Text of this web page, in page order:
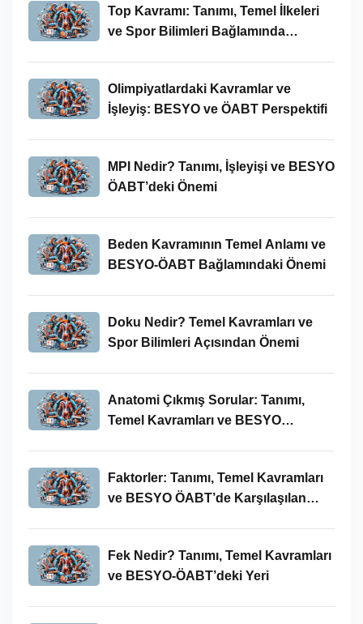
Top Kavramı: Tanımı, Temel İlkeleri
ve Spor Bilimleri Bağlamında
Olimpiyatlardaki Kavramlar ve
İşleyiş: BESYO ve ÖABT Perspektifi
MPI Nedir? Tanımı, İşleyişi ve BESYO
ÖABT’deki Önemi
Beden Kavramının Temel Anlamı ve
BESYO-ÖABT Bağlamındaki Önemi
Doku Nedir? Temel Kavramları ve
Spor Bilimleri Açısından Önemi
Anatomi Çıkmış Sorular: Tanımı,
Temel Kavramları ve BESYO
Faktorler: Tanımı, Temel Kavramları
ve BESYO ÖABT’de Karşılaşılan
Fek Nedir? Tanımı, Temel Kavramları
ve BESYO-ÖABT’deki Yeri